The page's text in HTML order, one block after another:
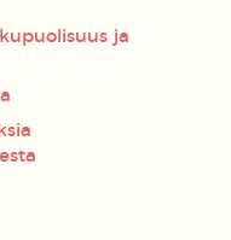
ja